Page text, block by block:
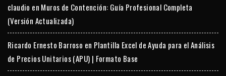
claudio en Muros de Contención: Guía Profesional Completa
(Versión Actualizada)
Ricardo Ernesto Barroso en Plantilla Excel de Ayuda para el Análisis
de Precios Unitarios (APU) | Formato Base